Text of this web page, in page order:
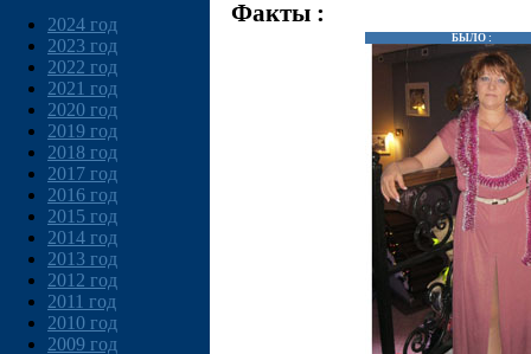
2024 год
2023 год
2022 год
2021 год
2020 год
2019 год
2018 год
2017 год
2016 год
2015 год
2014 год
2013 год
2012 год
2011 год
2010 год
2009 год
Факты :
БЫЛО :